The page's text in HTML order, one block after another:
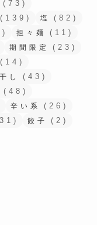
(73)
(139) 塩 (82)
担々麺 (11)
期間限定 (23)
(14)
し (43)
(48)
辛い系 (26)
餃子 (2)